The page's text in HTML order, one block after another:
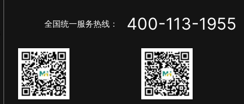
全国统一服务热线： 400-113-1955